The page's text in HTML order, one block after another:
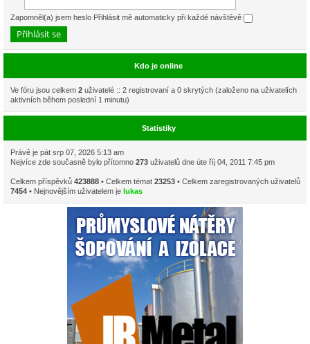
Zapomněl(a) jsem heslo Přihlásit mě automaticky při každé návštěvě
Kdo je online
Ve fóru jsou celkem 2 uživatelé :: 2 registrovaní a 0 skrytých (založeno na uživatelích
aktivních během poslední 1 minutu)
Statistiky
Právě je pát srp 07, 2026 5:13 am
Nejvíce zde současně bylo přítomno 273 uživatelů dne úte říj 04, 2011 7:45 pm
Celkem příspěvků 423888 • Celkem témat 23253 • Celkem zaregistrovaných uživatelů
7454 • Nejnovějším uživatelem je lukas